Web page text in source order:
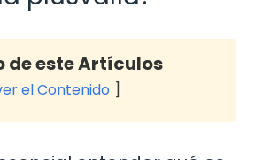
de este Artículos
el Contenido